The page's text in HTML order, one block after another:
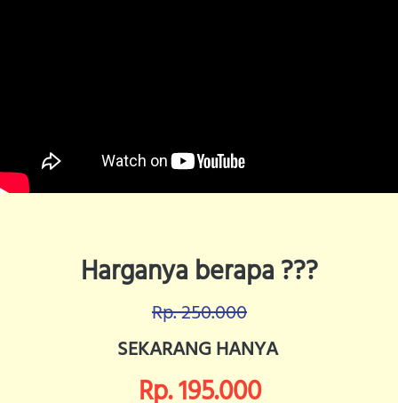
Harganya berapa ???
Rp. 250.000
SEKARANG HANYA
Rp. 195.000